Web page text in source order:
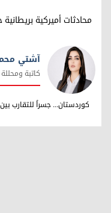
محادثات أميركية
آشتي محمد
آشتي
كاتبة
كوردستان... جسراً للتقارب